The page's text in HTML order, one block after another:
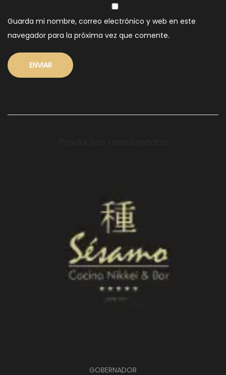
Guarda mi nombre, correo electrónico y web en este
navegador para la próxima vez que comente.
GOBERNADOR